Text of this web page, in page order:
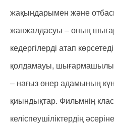
жақындарымен және
жанжалдасуы – оның
кедергілерді атап
қолдамауы,
– нағыз өнер адамының
қиындықтар. Фильмнің
келіспеушіліктердің